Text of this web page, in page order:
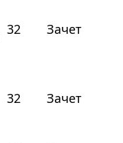
32 Зачет
32 Зачет